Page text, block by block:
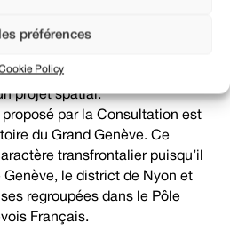
préférences
Policy
menée
les potentiels de ce territoire
projet spatial.
par la Consultation est
du Grand Genève. Ce
transfrontalier puisqu’il
Genève, le district de Nyon et
regroupées dans le Pôle
Français.